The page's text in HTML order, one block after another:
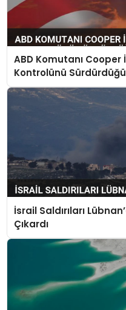
ABD Komutanı Cooper
Kontrolünü
İsrail Saldırıları
Çıkardı